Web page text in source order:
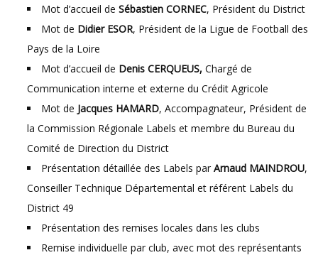
Mot d’accueil de Sébastien CORNEC, Président du District
Mot de Didier ESOR, Président de la Ligue de Football des
Pays de la Loire
Mot d’accueil de Denis CERQUEUS, Chargé de
Communication interne et externe du Crédit Agricole
Mot de Jacques HAMARD, Accompagnateur, Président de
la Commission Régionale Labels et membre du Bureau du
Comité de Direction du District
Présentation détaillée des Labels par Arnaud MAINDROU,
Conseiller Technique Départemental et référent Labels du
District 49
Présentation des remises locales dans les clubs
Remise individuelle par club, avec mot des représentants